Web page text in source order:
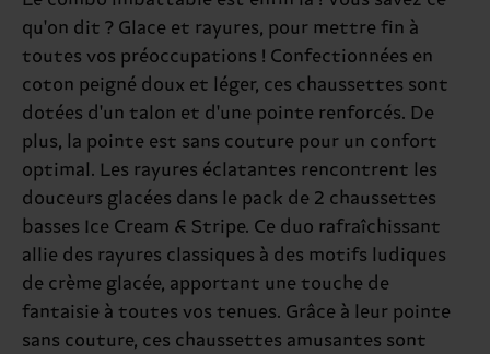
qu'on dit ? Glace et rayures, pour mettre fin à
toutes vos préoccupations ! Confectionnées en
coton peigné doux et léger, ces chaussettes sont
dotées d'un talon et d'une pointe renforcés. De
plus, la pointe est sans couture pour un confort
optimal. Les rayures éclatantes rencontrent les
douceurs glacées dans le pack de 2 chaussettes
basses Ice Cream & Stripe. Ce duo rafraîchissant
allie des rayures classiques à des motifs ludiques
de crème glacée, apportant une touche de
fantaisie à toutes vos tenues. Grâce à leur pointe
sans couture, ces chaussettes amusantes sont